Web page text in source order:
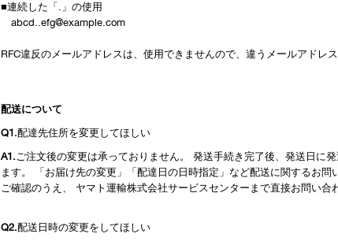
■連続した「.」の使用
abcd..efg@example.com
RFC違反のメールアドレスは、使用できませんので、違うメールアドレス
配送について
Q1.配達先住所を変更してほしい
A1.ご注文後の変更は承っておりません。 発送手続き完了後、発送日に
ます。 「お届け先の変更」「配達日の日時指定」など配送に関するお
ご確認のうえ、 ヤマト運輸株式会社サービスセンターまで直接お問い合
Q2.配送日時の変更をしてほしい